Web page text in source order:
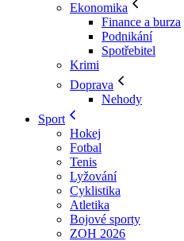
Ekonomika
Finance a burza
Podnikání
Spotřebitel
Krimi
Doprava
Nehody
Sport
Hokej
Fotbal
Tenis
Lyžování
Cyklistika
Atletika
Bojové sporty
ZOH 2026